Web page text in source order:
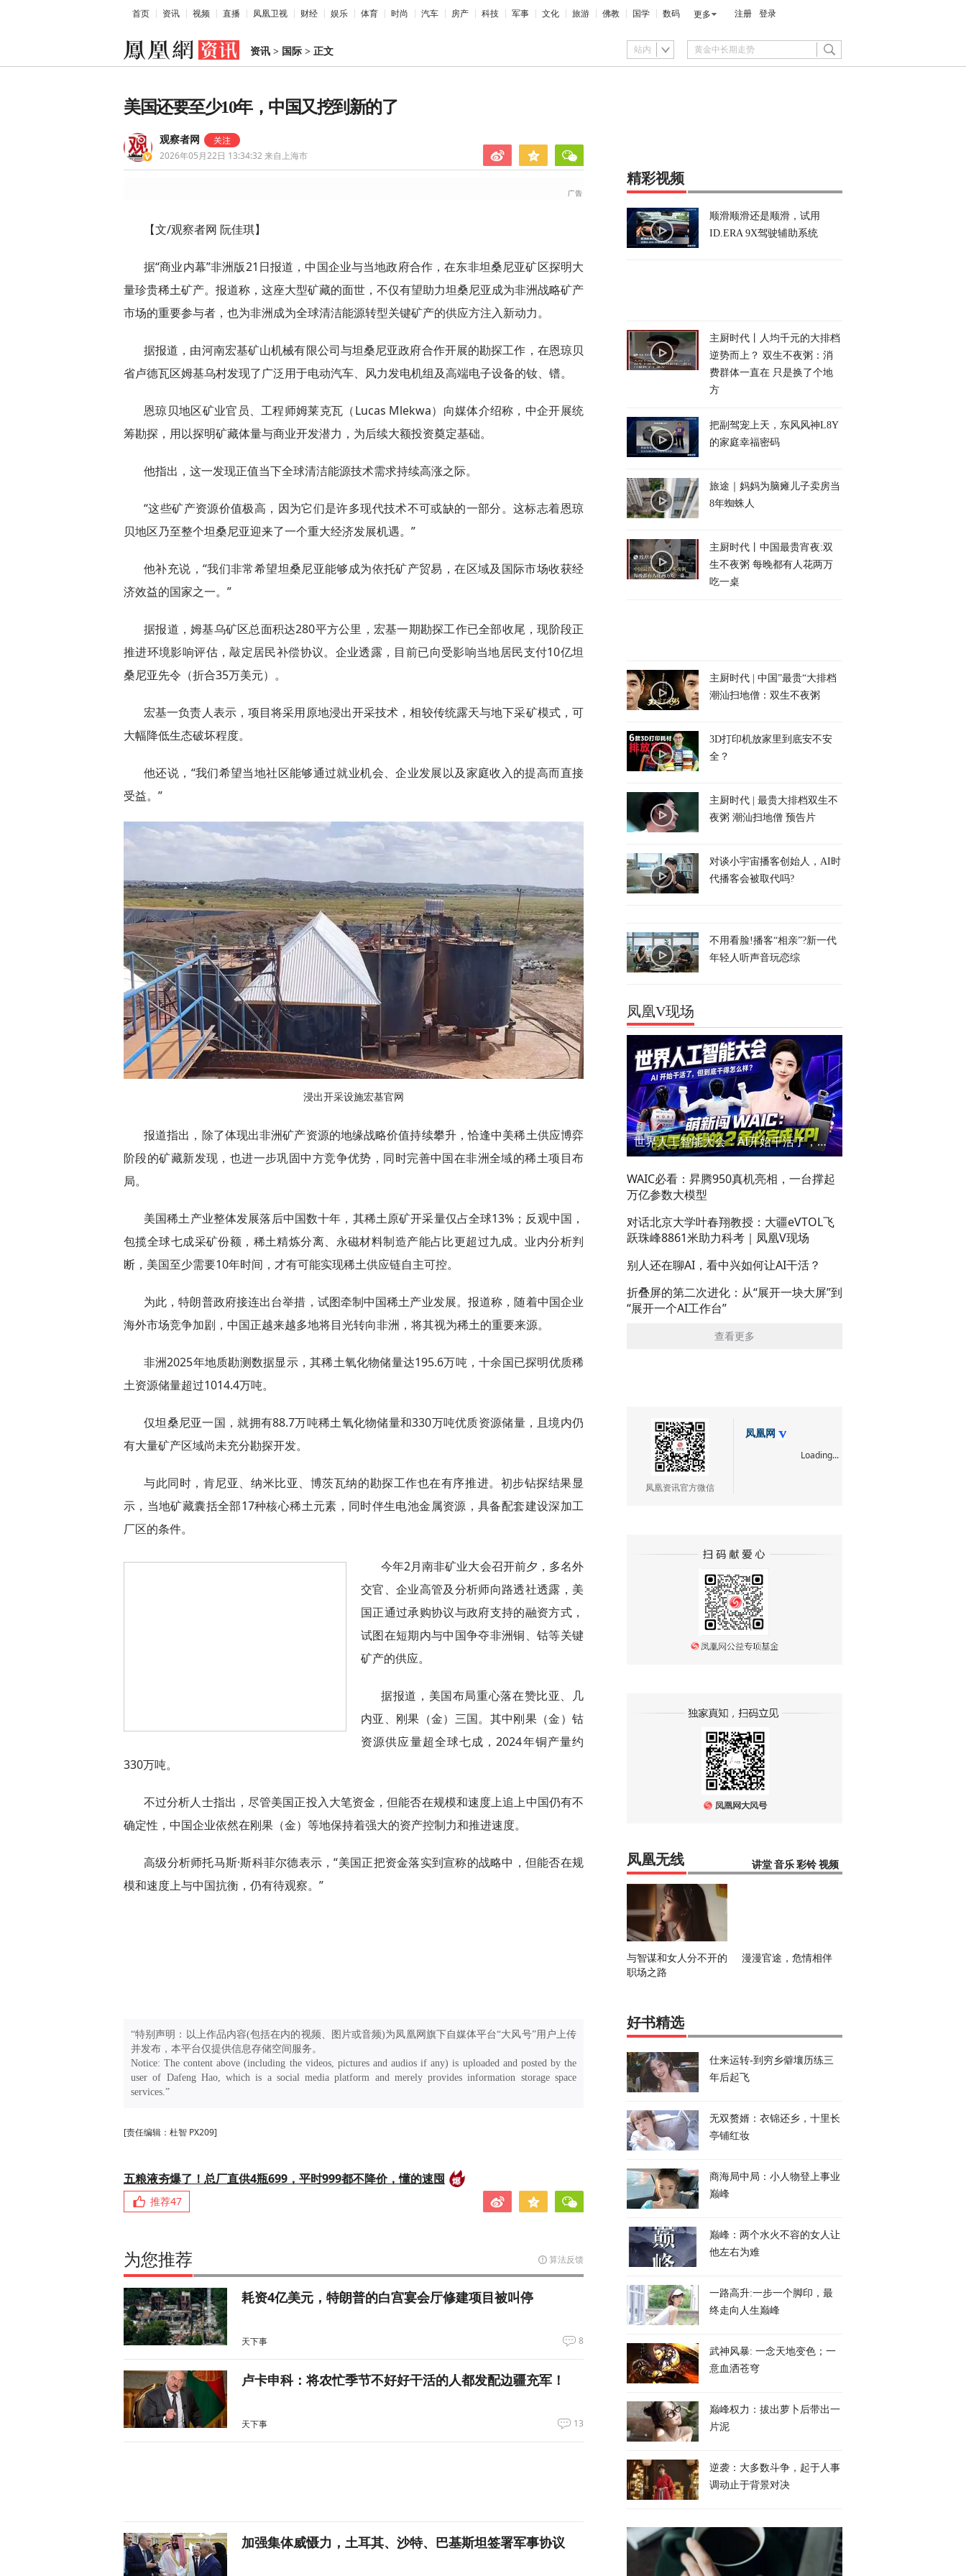
首页 资讯 视频 直播 凤凰卫视 财经 娱乐 体育 时尚 汽车 房产 科技 军事 文化 旅游 佛教 国学 数码 更多 注册 登录
资讯 > 国际 > 正文 站内
美国还要至少10年，中国又挖到新的了
观察者网
2026年05月22日 13:34:32 来自上海市
【文/观察者网 阮佳琪】
据“商业内幕”非洲版21日报道，中国企业与当地政府合作，在东非坦桑尼亚矿区探明大
量珍贵稀土矿产。报道称，这座大型矿藏的面世，不仅有望助力坦桑尼亚成为非洲战略矿产
市场的重要参与者，也为非洲成为全球清洁能源转型关键矿产的供应方注入新动力。
据报道，由河南宏基矿山机械有限公司与坦桑尼亚政府合作开展的勘探工作，在恩琼贝
省卢德瓦区姆基乌村发现了广泛用于电动汽车、风力发电机组及高端电子设备的钕、镨。
恩琼贝地区矿业官员、工程师姆莱克瓦（Lucas Mlekwa）向媒体介绍称，中企开展统
筹勘探，用以探明矿藏体量与商业开发潜力，为后续大额投资奠定基础。
他指出，这一发现正值当下全球清洁能源技术需求持续高涨之际。
“这些矿产资源价值极高，因为它们是许多现代技术不可或缺的一部分。这标志着恩琼
贝地区乃至整个坦桑尼亚迎来了一个重大经济发展机遇。”
他补充说，“我们非常希望坦桑尼亚能够成为依托矿产贸易，在区域及国际市场收获经
济效益的国家之一。”
据报道，姆基乌矿区总面积达280平方公里，宏基一期勘探工作已全部收尾，现阶段正
推进环境影响评估，敲定居民补偿协议。企业透露，目前已向受影响当地居民支付10亿坦
桑尼亚先令（折合35万美元）。
宏基一负责人表示，项目将采用原地浸出开采技术，相较传统露天与地下采矿模式，可
大幅降低生态破坏程度。
他还说，“我们希望当地社区能够通过就业机会、企业发展以及家庭收入的提高而直接
受益。”
浸出开采设施宏基官网
报道指出，除了体现出非洲矿产资源的地缘战略价值持续攀升，恰逢中美稀土供应博弈
阶段的矿藏新发现，也进一步巩固中方竞争优势，同时完善中国在非洲全域的稀土项目布
局。
美国稀土产业整体发展落后中国数十年，其稀土原矿开采量仅占全球13%；反观中国，
包揽全球七成采矿份额，稀土精炼分离、永磁材料制造产能占比更超过九成。业内分析判
断，美国至少需要10年时间，才有可能实现稀土供应链自主可控。
为此，特朗普政府接连出台举措，试图牵制中国稀土产业发展。报道称，随着中国企业
海外市场竞争加剧，中国正越来越多地将目光转向非洲，将其视为稀土的重要来源。
非洲2025年地质勘测数据显示，其稀土氧化物储量达195.6万吨，十余国已探明优质稀
土资源储量超过1014.4万吨。
仅坦桑尼亚一国，就拥有88.7万吨稀土氧化物储量和330万吨优质资源储量，且境内仍
有大量矿产区域尚未充分勘探开发。
与此同时，肯尼亚、纳米比亚、博茨瓦纳的勘探工作也在有序推进。初步钻探结果显
示，当地矿藏囊括全部17种核心稀土元素，同时伴生电池金属资源，具备配套建设深加工
厂区的条件。
今年2月南非矿业大会召开前夕，多名外
交官、企业高管及分析师向路透社透露，美
国正通过承购协议与政府支持的融资方式，
试图在短期内与中国争夺非洲铜、钴等关键
矿产的供应。
据报道，美国布局重心落在赞比亚、几
内亚、刚果（金）三国。其中刚果（金）钴
资源供应量超全球七成，2024年铜产量约
330万吨。
不过分析人士指出，尽管美国正投入大笔资金，但能否在规模和速度上追上中国仍有不
确定性，中国企业依然在刚果（金）等地保持着强大的资产控制力和推进速度。
高级分析师托马斯·斯科菲尔德表示，“美国正把资金落实到宣称的战略中，但能否在规
模和速度上与中国抗衡，仍有待观察。”
“特别声明：以上作品内容(包括在内的视频、图片或音频)为凤凰网旗下自媒体平台“大风号”用户上传
并发布，本平台仅提供信息存储空间服务。
Notice: The content above (including the videos, pictures and audios if any) is uploaded and posted by the
user of Dafeng Hao, which is a social media platform and merely provides information storage space
services.”
[责任编辑：杜智 PX209]
五粮液夯爆了！总厂直供4瓶699，平时999都不降价，懂的速囤
推荐47
为您推荐 算法反馈
耗资4亿美元，特朗普的白宫宴会厅修建项目被叫停
天下事 8
卢卡申科：将农忙季节不好好干活的人都发配边疆充军！
天下事 13
加强集体威慑力，土耳其、沙特、巴基斯坦签署军事协议
精彩视频
顺滑顺滑还是顺滑，试用
ID.ERA 9X驾驶辅助系统
主厨时代丨人均千元的大排档
逆势而上？ 双生不夜粥：消
费群体一直在 只是换了个地
方
把副驾宠上天，东风风神L8Y
的家庭幸福密码
旅途｜妈妈为脑瘫儿子卖房当
8年蜘蛛人
主厨时代丨中国最贵宵夜:双
生不夜粥 每晚都有人花两万
吃一桌
主厨时代 | 中国”最贵“大排档
潮汕扫地僧：双生不夜粥
3D打印机放家里到底安不安
全？
主厨时代 | 最贵大排档双生不
夜粥 潮汕扫地僧 预告片
对谈小宇宙播客创始人，AI时
代播客会被取代吗?
不用看脸!播客“相亲”?新一代
年轻人听声音玩恋综
凤凰V现场
世界人工智能大会：AI开始干活了，但到底干的怎么样？萌新闯WAIC
WAIC必看：昇腾950真机亮相，一台撑起
万亿参数大模型
对话北京大学叶春翔教授：大疆eVTOL飞
跃珠峰8861米助力科考｜凤凰V现场
别人还在聊AI，看中兴如何让AI干活？
折叠屏的第二次进化：从“展开一块大屏”到
“展开一个AI工作台”
查看更多
凤凰资讯官方微信
凤凰网
Loading...
讲堂 音乐 彩铃 视频
凤凰无线
与智谋和女人分不开的
职场之路
漫漫官途，危情相伴
好书精选
仕来运转-到穷乡僻壤历练三
年后起飞
无双赘婿：衣锦还乡，十里长
亭铺红妆
商海局中局：小人物登上事业
巅峰
巅峰：两个水火不容的女人让
他左右为难
一路高升:一步一个脚印，最
终走向人生巅峰
武神风暴: 一念天地变色；一
意血洒苍穹
巅峰权力：拔出萝卜后带出一
片泥
逆袭：大多数斗争，起于人事
调动止于背景对决